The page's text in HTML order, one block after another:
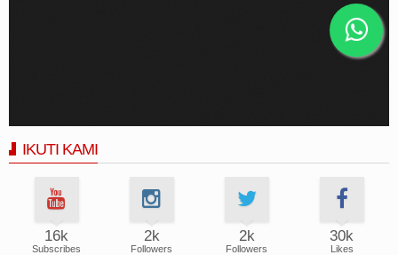
IKUTI KAMI
16k
Subscribes
2k
Followers
2k
Followers
30k
Likes